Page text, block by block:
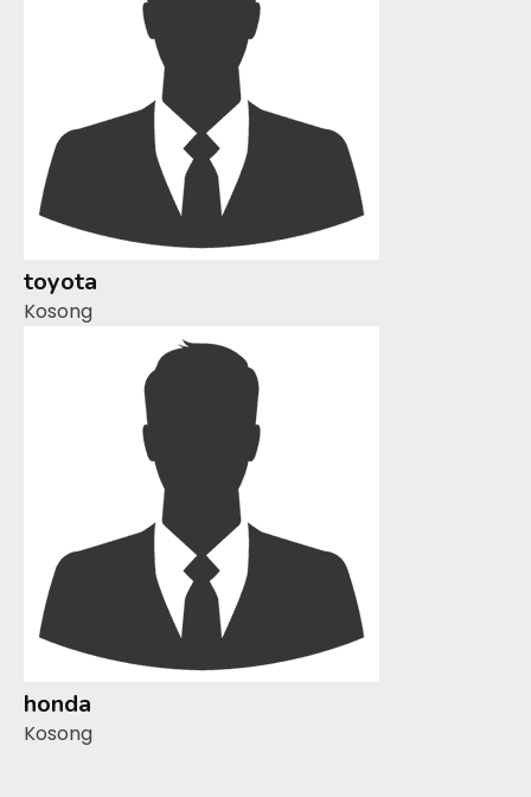
toyota
Kosong
honda
Kosong